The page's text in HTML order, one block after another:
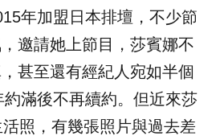
年加盟日本排壇，不少節
邀請她上節目，莎賓娜不
甚至還有經紀人宛如半個
滿後不再續約。但近來莎
照，有幾張照片與過去差